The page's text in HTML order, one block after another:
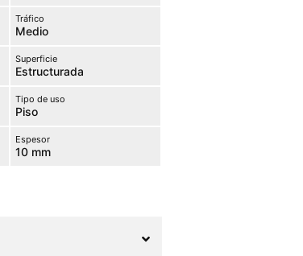
Tráfico
Medio
Superficie
Estructurada
Tipo de uso
Piso
Espesor
10 mm